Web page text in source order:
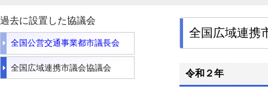
過去に設置した協議会
全国公営交通事業都市議長会
全国広域連携市議会協議会
全国広域連携
令和２年